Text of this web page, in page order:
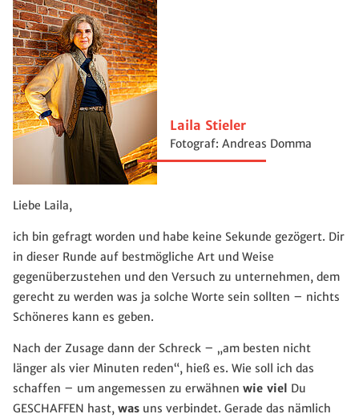
Laila Stieler
Fotograf: Andreas Domma
Liebe Laila,
ich bin gefragt worden und habe keine Sekunde gezögert. Dir
in dieser Runde auf bestmögliche Art und Weise
gegenüberzustehen und den Versuch zu unternehmen, dem
gerecht zu werden was ja solche Worte sein sollten – nichts
Schöneres kann es geben.
Nach der Zusage dann der Schreck – „am besten nicht
länger als vier Minuten reden“, hieß es. Wie soll ich das
schaffen – um angemessen zu erwähnen wie viel Du
GESCHAFFEN hast, was uns verbindet. Gerade das nämlich